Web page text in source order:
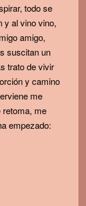
todo se
y al vino vino,
amigo,
suscitan un
trato de vivir
y camino
me
retoma, me
empezado: